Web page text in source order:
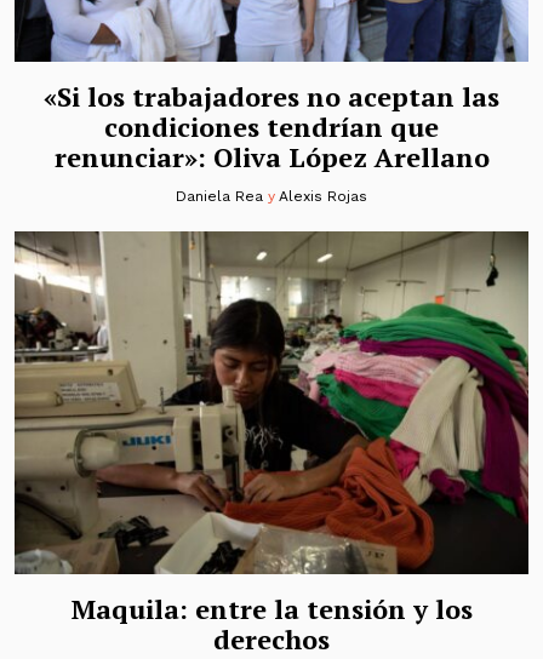
«Si los trabajadores no aceptan las
condiciones tendrían que
renunciar»: Oliva López Arellano
Daniela ReayAlexis Rojas
Maquila: entre la tensión y los
derechos